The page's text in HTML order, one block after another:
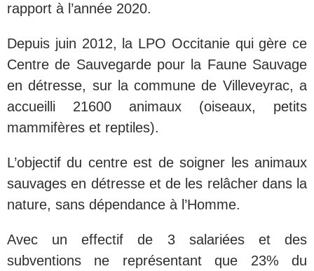
rapport à l’année 2020.
Depuis juin 2012, la LPO Occitanie qui gère ce
Centre de Sauvegarde pour la Faune Sauvage
en détresse, sur la commune de Villeveyrac, a
accueilli 21600 animaux (oiseaux, petits
mammifères et reptiles).
L’objectif du centre est de soigner les animaux
sauvages en détresse et de les relâcher dans la
nature, sans dépendance à l’Homme.
Avec un effectif de 3 salariées et des
subventions ne représentant que 23% du